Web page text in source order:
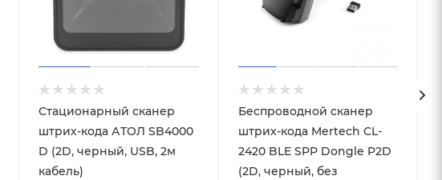
Стационарный сканер
штрих-кода АТОЛ SB4000
D (2D, черный, USB, 2м
кабель)
Беспроводной сканер
штрих-кода Mertech CL-
2420 BLE SPP Dongle P2D
(2D, черный, без